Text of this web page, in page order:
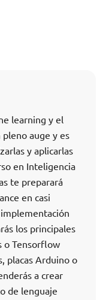
learning y el
auge y es
y aplicarlas
en Inteligencia
te preparará
en casi
los principales
o Tensorflow
placas Arduino o
a crear
de lenguaje